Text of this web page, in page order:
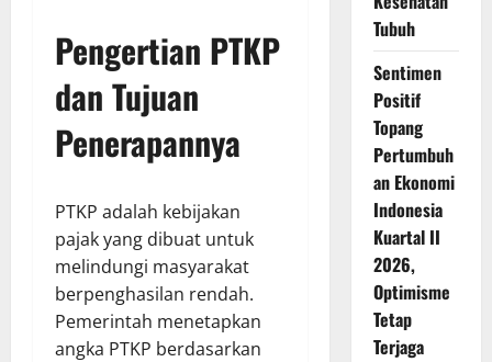
Pengertian PTKP
dan Tujuan
Penerapannya
PTKP adalah kebijakan
pajak yang dibuat untuk
melindungi masyarakat
berpenghasilan rendah.
Pemerintah menetapkan
angka PTKP berdasarkan
Tubuh
Sentimen
Positif
Topang
Pertumbuh
an Ekonomi
Indonesia
Kuartal II
2026,
Optimisme
Tetap
Terjaga